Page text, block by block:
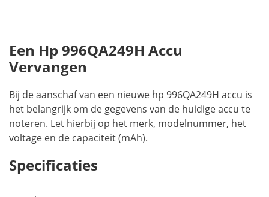
Een Hp 996QA249H Accu
Vervangen
Bij de aanschaf van een nieuwe hp 996QA249H accu is
het belangrijk om de gegevens van de huidige accu te
noteren. Let hierbij op het merk, modelnummer, het
voltage en de capaciteit (mAh).
Specificaties